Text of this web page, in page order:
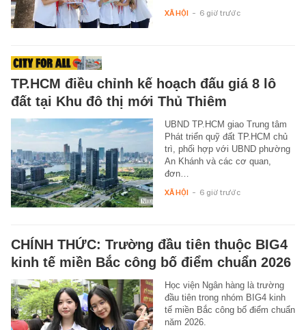
XÃ HỘI - 6 giờ trước
TP.HCM điều chỉnh kế hoạch đấu giá 8 lô
đất tại Khu đô thị mới Thủ Thiêm
UBND TP.HCM giao Trung tâm
Phát triển quỹ đất TP.HCM chủ
trì, phối hợp với UBND phường
An Khánh và các cơ quan,
đơn…
XÃ HỘI - 6 giờ trước
CHÍNH THỨC: Trường đầu tiên thuộc BIG4
kinh tế miền Bắc công bố điểm chuẩn 2026
Học viện Ngân hàng là trường
đầu tiên trong nhóm BIG4 kinh
tế miền Bắc công bố điểm chuẩn
năm 2026.